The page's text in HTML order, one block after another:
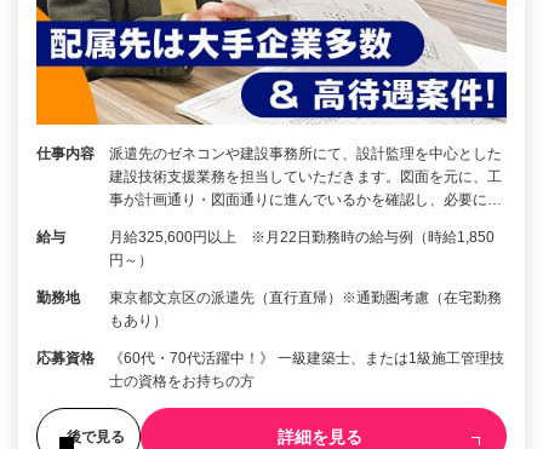
仕事内容
派遣先のゼネコンや建設事務所にて、設計監理を中心とした
建設技術支援業務を担当していただきます。図面を元に、工
事が計画通り・図面通りに進んでいるかを確認し、必要に…
給与
月給325,600円以上 ※月22日勤務時の給与例（時給1,850
円～）
勤務地
東京都文京区の派遣先（直行直帰）※通勤圏考慮（在宅勤務
もあり）
応募資格
《60代・70代活躍中！》 一級建築士、または1級施工管理技
士の資格をお持ちの方
後で見る 詳細を見る